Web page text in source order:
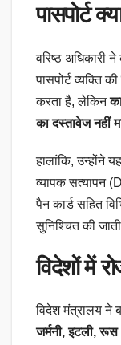
पासपोर्ट
वरिष्ठ अधिकारी
पासपोर्ट व्यक्ति की
करता है, लेकिन
का दस्तावेज नहीं
हालांकि, उन्होंने
व्यापक सत्यापन
पैन कार्ड सहित
सुनिश्चित की
विदेशों में
विदेश मंत्रालय ने
जर्मनी, इटली,